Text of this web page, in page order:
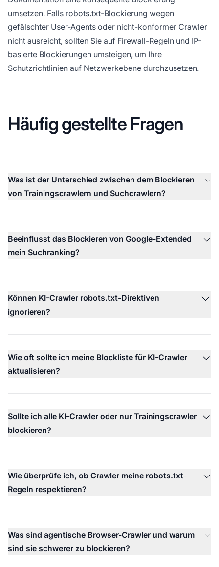
umsetzen. Falls robots.txt-Blockierung wegen
gefälschter User-Agents oder nicht-konformer Crawler
nicht ausreicht, sollten Sie auf Firewall-Regeln und IP-
basierte Blockierungen umsteigen, um Ihre
Schutzrichtlinien auf Netzwerkebene durchzusetzen.
Häufig gestellte Fragen
Was ist der Unterschied zwischen dem Blockieren
von Trainingscrawlern und Suchcrawlern?
Beeinflusst das Blockieren von Google-Extended
mein Suchranking?
Können KI-Crawler robots.txt-Direktiven
ignorieren?
Wie oft sollte ich meine Blockliste für KI-Crawler
aktualisieren?
Sollte ich alle KI-Crawler oder nur Trainingscrawler
blockieren?
Wie überprüfe ich, ob Crawler meine robots.txt-
Regeln respektieren?
Was sind agentische Browser-Crawler und warum
sind sie schwerer zu blockieren?